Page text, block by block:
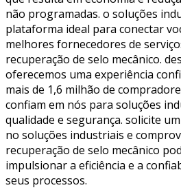
não programadas. o soluções
plataforma ideal para conectar
melhores fornecedores de
recuperação de selo mecânico.
oferecemos uma experiência
mais de 1,6 milhão de
confiam em nós para soluções
qualidade e segurança. solicite
no soluções industriais e
recuperação de selo mecânico
impulsionar a eficiência e a
seus processos.